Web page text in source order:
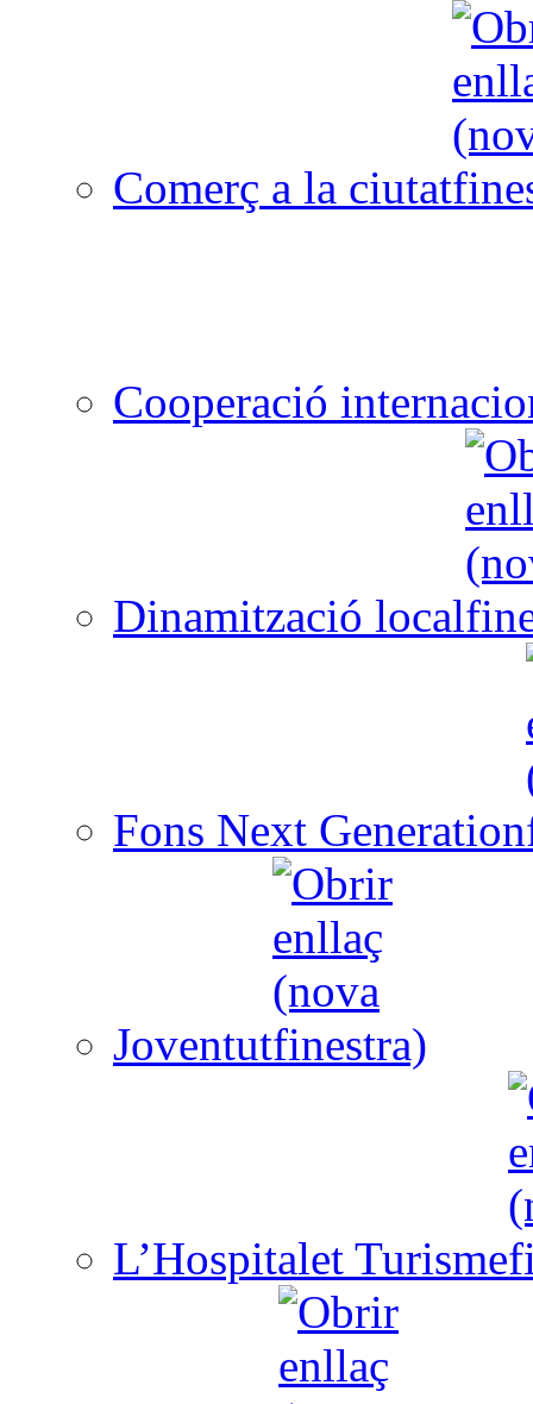
Comerç a la ciutat
Cooperació
Dinamització local
Fons Next Generation
Joventut
L’Hospitalet Turisme